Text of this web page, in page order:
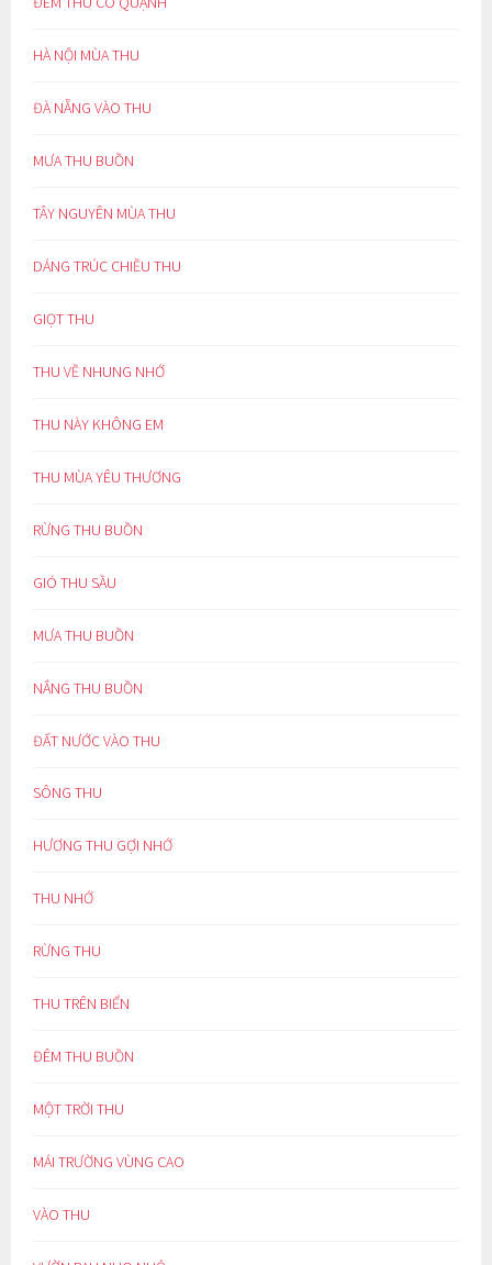
HÀ NỘI MÙA THU
ĐÀ NẴNG VÀO THU
MƯA THU BUỒN
TÂY NGUYÊN MÙA THU
DÁNG TRÚC CHIỀU THU
GIỌT THU
THU VỀ NHUNG NHỚ
THU NÀY KHÔNG EM
THU MÙA YÊU THƯƠNG
RỪNG THU BUỒN
GIÓ THU SẦU
MƯA THU BUỒN
NẮNG THU BUỒN
ĐẤT NƯỚC VÀO THU
SÔNG THU
HƯƠNG THU GỢI NHỚ
THU NHỚ
RỪNG THU
THU TRÊN BIỂN
ĐÊM THU BUỒN
MỘT TRỜI THU
MÁI TRƯỜNG VÙNG CAO
VÀO THU